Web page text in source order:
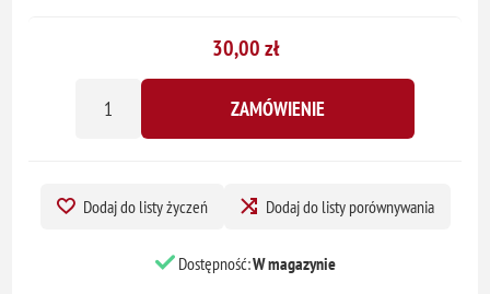
30,00 zł
ZAMÓWIENIE
Dodaj do listy życzeń Dodaj do listy porównywania
Dostępność:W magazynie